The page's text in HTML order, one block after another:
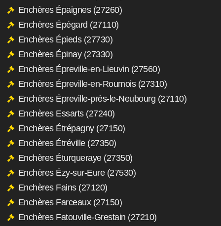
Enchères Épaignes (27260)
Enchères Épégard (27110)
Enchères Épieds (27730)
Enchères Épinay (27330)
Enchères Épreville-en-Lieuvin (27560)
Enchères Épreville-en-Roumois (27310)
Enchères Épreville-près-le-Neubourg (27110)
Enchères Essarts (27240)
Enchères Étrépagny (27150)
Enchères Étréville (27350)
Enchères Éturqueraye (27350)
Enchères Ézy-sur-Eure (27530)
Enchères Fains (27120)
Enchères Farceaux (27150)
Enchères Fatouville-Grestain (27210)